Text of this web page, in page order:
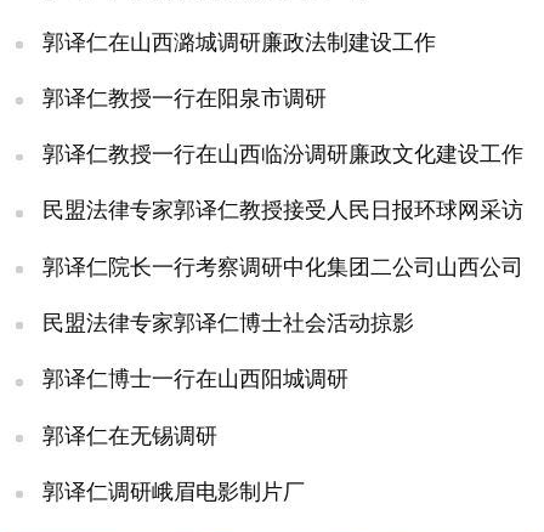
郭译仁在山西潞城调研廉政法制建设工作
郭译仁教授一行在阳泉市调研
郭译仁教授一行在山西临汾调研廉政文化建设工作
民盟法律专家郭译仁教授接受人民日报环球网采访
郭译仁院长一行考察调研中化集团二公司山西公司
民盟法律专家郭译仁博士社会活动掠影
郭译仁博士一行在山西阳城调研
郭译仁在无锡调研
郭译仁调研峨眉电影制片厂